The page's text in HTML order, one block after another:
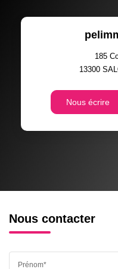
185
13300
Nous écrire
Nous contacter
Prénom*